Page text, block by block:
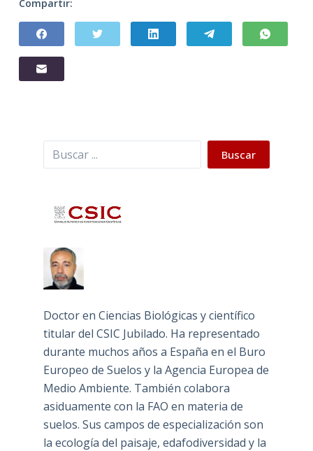
Compartir:
Buscar Buscar
Doctor en Ciencias Biológicas y científico
titular del CSIC Jubilado. Ha representado
durante muchos años a España en el Buro
Europeo de Suelos y la Agencia Europea de
Medio Ambiente. También colabora
asiduamente con la FAO en materia de
suelos. Sus campos de especialización son
la ecología del paisaje, edafodiversidad y la